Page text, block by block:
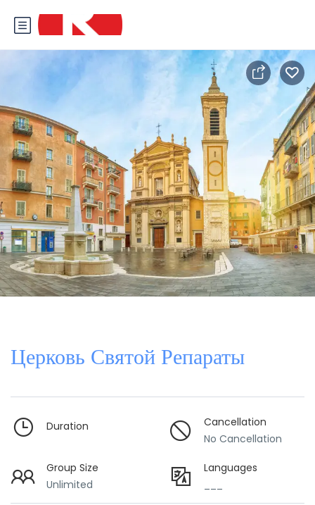
Церковь Святой Репараты
Duration
Cancellation
No Cancellation
Group Size
Unlimited
Languages